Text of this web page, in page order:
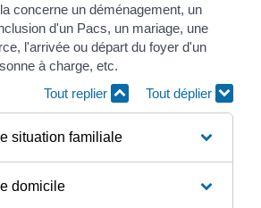
concerne un déménagement, un
d'un Pacs, un mariage, une
l'arrivée ou départ du foyer d'un
à charge, etc.
Tout replier
Tout déplier
situation familiale
domicile